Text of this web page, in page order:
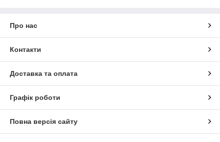
Про нас
Контакти
Доставка та оплата
Графік роботи
Повна версія сайту